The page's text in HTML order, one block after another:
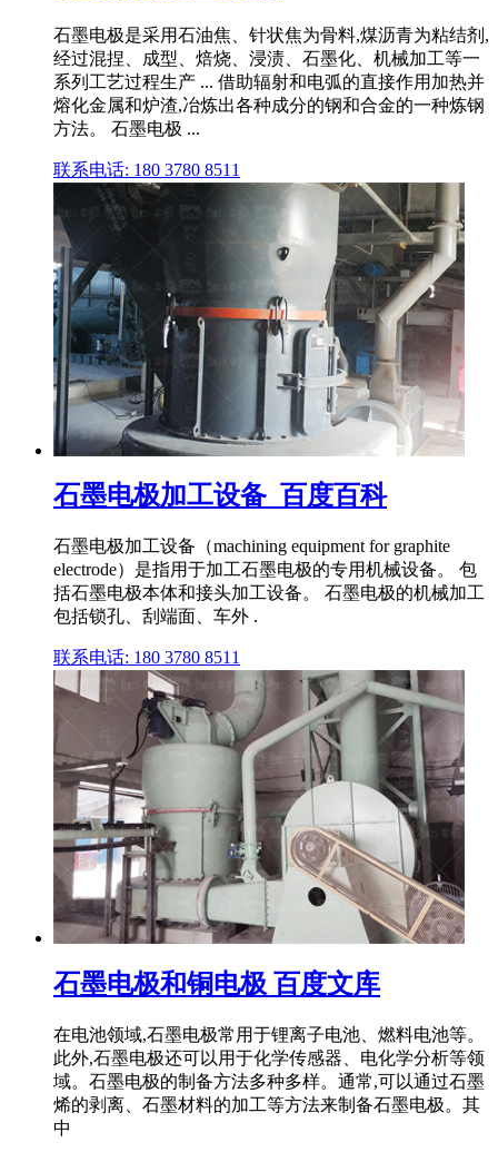
石墨电极是采用石油焦、针状焦为骨料,煤沥青为粘结剂,
经过混捏、成型、焙烧、浸渍、石墨化、机械加工等一
系列工艺过程生产 ... 借助辐射和电弧的直接作用加热并
熔化金属和炉渣,冶炼出各种成分的钢和合金的一种炼钢
方法。 石墨电极 ...
联系电话: 180 3780 8511
石墨电极加工设备_百度百科
石墨电极加工设备（machining equipment for graphite
electrode）是指用于加工石墨电极的专用机械设备。 包
括石墨电极本体和接头加工设备。 石墨电极的机械加工
包括锁孔、刮端面、车外 .
联系电话: 180 3780 8511
石墨电极和铜电极 百度文库
在电池领域,石墨电极常用于锂离子电池、燃料电池等。
此外,石墨电极还可以用于化学传感器、电化学分析等领
域。石墨电极的制备方法多种多样。通常,可以通过石墨
烯的剥离、石墨材料的加工等方法来制备石墨电极。其
中